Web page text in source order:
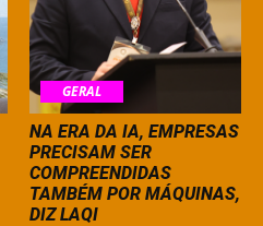
GERAL
NA ERA DA IA, EMPRESAS
PRECISAM SER
COMPREENDIDAS
TAMBÉM POR MÁQUINAS,
DIZ LAQI